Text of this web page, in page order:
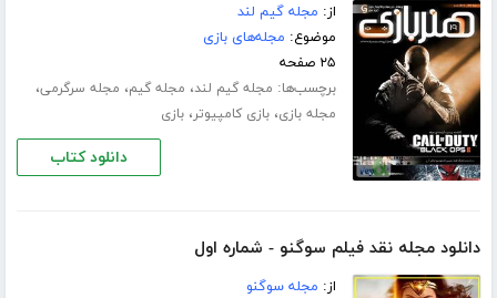
از: مجله گیم لند
موضوع: مجله‌های بازی
۲۵ صفحه
برچسب‌ها: مجله گیم لند، مجله گیم، مجله سرگرمی،
مجله بازی،بازی کامپیوتر،بازی
دانلود کتاب
دانلود مجله نقد فیلم سوگنو - شماره اول
از: مجله سوگنو